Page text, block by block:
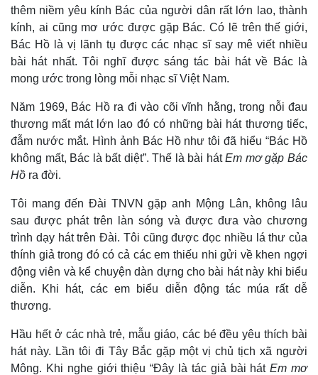
thêm niềm yêu kính Bác của người dân rất lớn lao, thành
kính, ai cũng mơ ước được gặp Bác. Có lẽ trên thế giới,
Bác Hồ là vị lãnh tụ được các nhạc sĩ say mê viết nhiều
bài hát nhất. Tôi nghĩ được sáng tác bài hát về Bác là
mong ước trong lòng mỗi nhạc sĩ Việt Nam.
Năm 1969, Bác Hồ ra đi vào cõi vĩnh hằng, trong nỗi đau
thương mất mát lớn lao đó có những bài hát thương tiếc,
đẫm nước mắt. Hình ảnh Bác Hồ như tôi đã hiểu “Bác Hồ
không mất, Bác là bất diệt”. Thế là bài hátEm mơ gặp Bác
Hồ ra đời.
Tôi mang đến Đài TNVN gặp anh Mộng Lân, không lâu
sau được phát trên làn sóng và được đưa vào chương
trình dạy hát trên Đài. Tôi cũng được đọc nhiều lá thư của
thính giả trong đó có cả các em thiếu nhi gửi về khen ngợi
động viên và kể chuyện dàn dựng cho bài hát này khi biểu
diễn. Khi hát, các em biểu diễn động tác múa rất dễ
thương.
Hầu hết ở các nhà trẻ, mẫu giáo, các bé đều yêu thích bài
hát này. Lần tôi đi Tây Bắc gặp một vị chủ tịch xã người
Mông. Khi nghe giới thiệu “Đây là tác giả bài hátEm mơ